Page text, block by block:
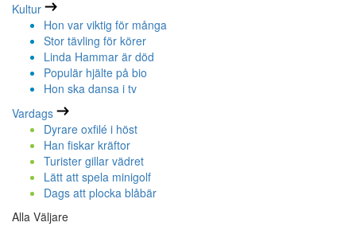
Kultur
Hon var viktig för många
Stor tävling för körer
Linda Hammar är död
Populär hjälte på bio
Hon ska dansa i tv
Vardags
Dyrare oxfilé i höst
Han fiskar kräftor
Turister gillar vädret
Lätt att spela minigolf
Dags att plocka blåbär
Alla Väljare